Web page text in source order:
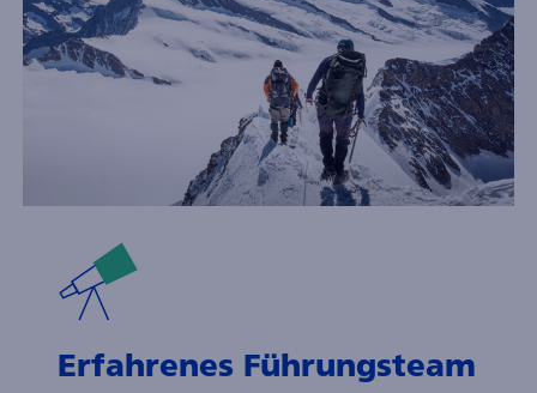
Erfahrenes Führungsteam